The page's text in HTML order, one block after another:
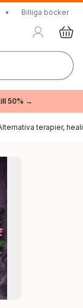
• Billiga böcker
50% →
terapier,